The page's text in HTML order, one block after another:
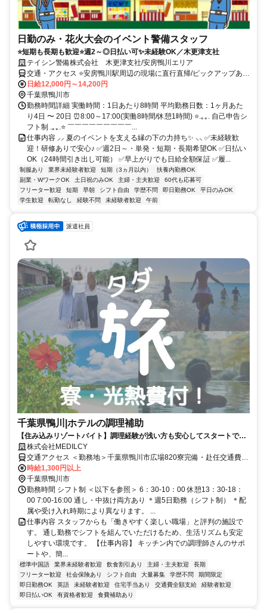
日勤のみ・花火大会のイベント警備スタッフ
⭐短期も長期も歓迎⭐週2～◎日払い可✨未経験OK／木更津支社
テイシン警備株式会社 木更津支社/安房鴨川エリア
交通・アクセス ⭐安房鴨川駅周辺の現場に直行直帰/ピックアップあ
り！移動の心配は不要です♪
日給12,000円～14,200円
千葉県鴨川市
勤務時間詳細 実働時間：1日あたり8時間 平均勤務日数：1ヶ月あた
り4日 〜 20日 ⏰8:00～17:00(実働8時間/休憩1時間) ⭐.｡｡. 自己申告シ
フト制 .｡｡.⭐ ￣￣￣￣￣￣￣￣￣...
仕事内容 ⸝⸝ 夏のイベントを支える縁の下の力持ち✨ ⸜⸜ ✅未経験歓
迎！研修ありで安心♪ ✅週2日～・単発・短期・長期希望OK ✅日払い
OK（24時間引き出し可能） ✅早上がりでも日給全額保証 ✅履...
制服あり 業界未経験者歓迎 短期（3ヵ月以内）
扶養内勤務OK
副業・WワークOK
土日祝のみOK 主婦・主夫歓迎
60代も応募可
フリーター歓迎
短期 早朝 シフト自由 学歴不問 即日勤務OK
平日のみOK
学生歓迎
転勤なし 経験不問 未経験者歓迎 午前
派遣社員
千葉県鴨川|ホテルの調理補助
【住み込みリゾートバイト】調理経験が浅い方も安心してスタートでき
ます！駅チカの個室寮・時給1250円以上 勤務期間：2か月程度
株式会社MEDILCY
交通アクセス ＜勤務地＞千葉県鴨川市広場820寮完備・赴任交通費支
給！◆寮完備◆日払い最大90％対応◆最短"当日"にお仕事ご紹介
時給1,300円以上
千葉県鴨川市
勤務時間 シフト制 ＜以下を参照＞ 6：30-10：00 休憩13：30-18：
00 7:00-16:00 通し・中抜け両方あり ＊週5日勤務（シフト制） ＊配
属や受け入れ時期により異なります。 ...
仕事内容 スタッフからも「働きやすく楽しい職場」と評判の施設で
す。 通し勤務でシフトを組んでいただけるため、生活リズムも安定
しやすい環境です。 【仕事内容】 キッチン内での調理師さんのサポ
ートや、簡...
標準中国語 業界未経験者歓迎 飲食割引あり 主婦・主夫歓迎
長期
フリーター歓迎
社会保険あり シフト自由 大量募集 学歴不問
期間限定
即日勤務OK
英語 未経験者歓迎 住宅手当あり 交通費全額支給
経験者歓迎
即日払いOK
有資格者歓迎 食費補助あり